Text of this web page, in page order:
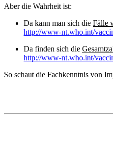
Aber die Wahrheit ist:
Da kann man sich die Fälle
http://www-nt.who.int/
Da finden sich die
http://www-nt.who.int/
So schaut die Fachkenntnis von